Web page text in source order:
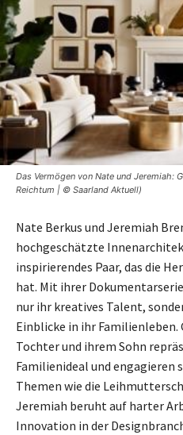
Das Vermögen von Nate und Jeremiah:
Reichtum | © Saarland Aktuell)
Nate Berkus und Jeremiah
hochgeschätzte
inspirierendes Paar, das die
hat. Mit ihrer
nur ihr kreatives Talent,
Einblicke in ihr
Tochter und ihrem Sohn
Familienideal und engagieren
Themen wie die
Jeremiah beruht auf harter
Innovation in der